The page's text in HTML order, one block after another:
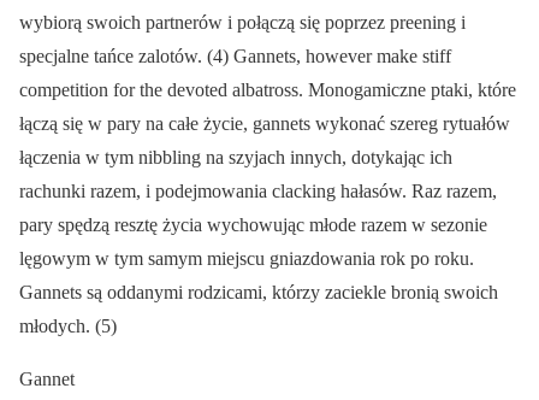
wybiorą swoich partnerów i połączą się poprzez preening i
specjalne tańce zalotów. (4) Gannets, however make stiff
competition for the devoted albatross. Monogamiczne ptaki, które
łączą się w pary na całe życie, gannets wykonać szereg rytuałów
łączenia w tym nibbling na szyjach innych, dotykając ich
rachunki razem, i podejmowania clacking hałasów. Raz razem,
pary spędzą resztę życia wychowując młode razem w sezonie
lęgowym w tym samym miejscu gniazdowania rok po roku.
Gannets są oddanymi rodzicami, którzy zaciekle bronią swoich
młodych. (5)
Gannet